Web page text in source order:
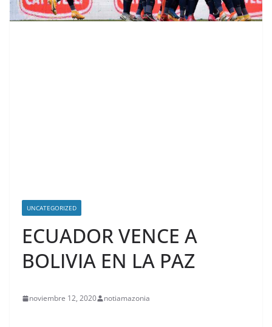
UNCATEGORIZED
ECUADOR VENCE A
BOLIVIA EN LA PAZ
noviembre 12, 2020 notiamazonia